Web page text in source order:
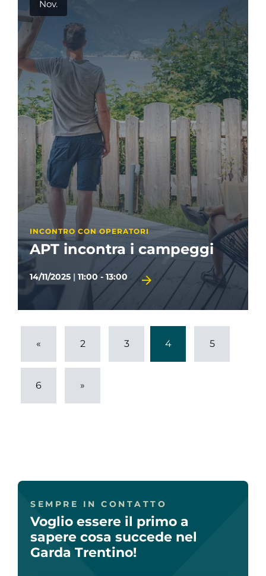
Nov.
INCONTRO CON OPERATORI
APT incontra i campeggi
14/11/2025 | 11:00 - 13:00
« 2 3 4 5
6 »
SEMPRE IN CONTATTO
Voglio essere il primo a
sapere cosa succede nel
Garda Trentino!